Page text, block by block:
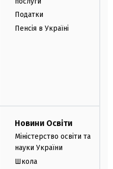
Податки
Пенсія в Україні
Новини Освіти
Міністерство освіти та
науки України
Школа